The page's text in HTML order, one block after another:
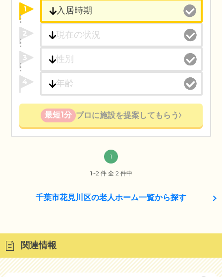
1
2
3
4
最短1分 プロに施設を提案してもらう
1
1~2 件 全 2 件中
千葉市花見川区の老人ホーム一覧から探す
関連情報